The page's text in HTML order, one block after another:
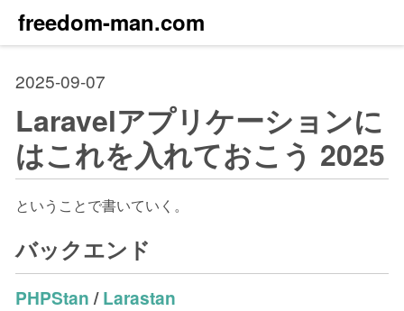
freedom-man.com
2025-09-07
Laravelアプリケーションに
はこれを入れておこう 2025
ということで書いていく。
バックエンド
PHPStan /Larastan